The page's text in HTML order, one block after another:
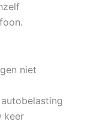
niet
keer